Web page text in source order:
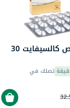
فيتان أقراص كالسيفايت 30
تصلك في